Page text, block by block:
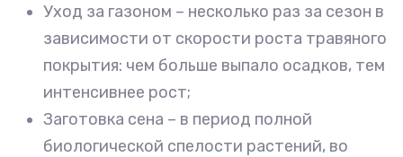
Уход за газоном – несколько раз за сезон в
зависимости от скорости роста травяного
покрытия: чем больше выпало осадков, тем
интенсивнее рост;
Заготовка сена – в период полной
биологической спелости растений, во